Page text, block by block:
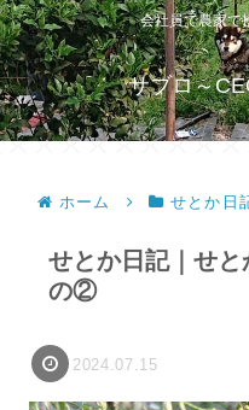
会社員で農家で
サブロ～
ホーム せとか日
せとか日記｜せ
の②
2024.07.15